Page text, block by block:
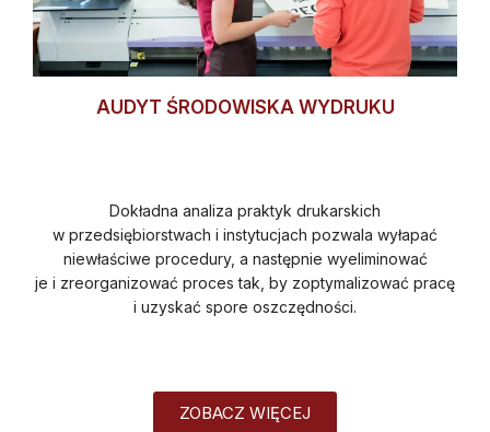
AUDYT ŚRODOWISKA WYDRUKU
Dokładna analiza praktyk drukarskich
w przedsiębiorstwach i instytucjach pozwala wyłapać
niewłaściwe procedury, a następnie wyeliminować
je i zreorganizować proces tak, by zoptymalizować pracę
i uzyskać spore oszczędności.
ZOBACZ WIĘCEJ